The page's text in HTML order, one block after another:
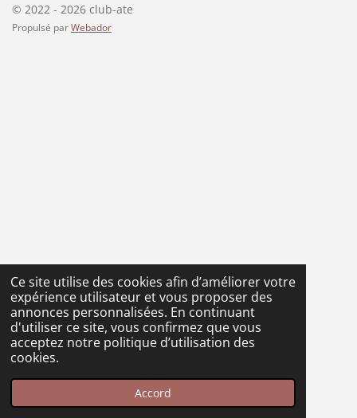
Ce site utilise des cookies afin d’améliorer votre
expérience utilisateur et vous proposer des
annonces personnalisées. En continuant
d'utiliser ce site, vous confirmez que vous
acceptez notre politique d’utilisation des
cookies.
Accord
© 2022 - 2026 club-ate
Propulsé par Webador